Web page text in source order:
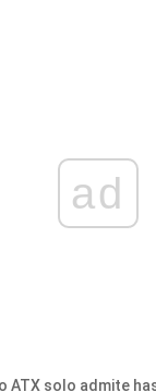
ad
ATX solo admite